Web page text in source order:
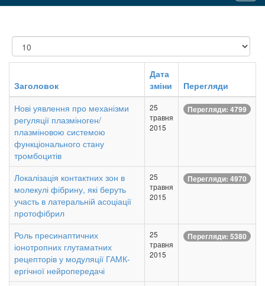
Показувати
Заголовок
Дата
зміни
Перегляди
Нові уявлення про механізми
регуляції плазміноген/
плазміновою системою
функціонального стану
тромбоцитів
25
травня
2015
Перегляди: 4799
Локалізація контактних зон в
молекулі фібрину, які беруть
участь в латеральній асоціації
протофібрил
25
травня
2015
Перегляди: 4970
Роль пресинаптичних
іонотропних глутаматних
рецепторів у модуляції ГАМК-
ергічної нейропередачі
25
травня
2015
Перегляди: 5380